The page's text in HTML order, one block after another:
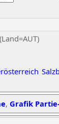
, Grafik